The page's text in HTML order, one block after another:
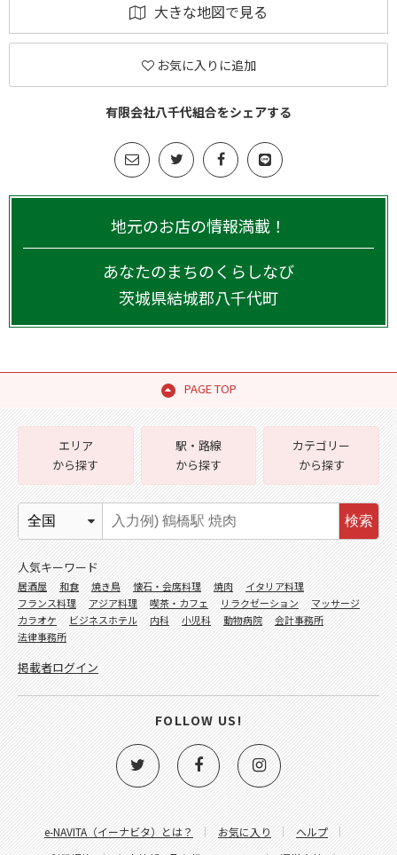
大きな地図で見る
お気に入りに追加
有限会社八千代組合をシェアする
地元のお店の情報満載！
あなたのまちのくらしなび
茨城県結城郡八千代町
PAGE TOP
e-NAVITA（イーナビタ）とは？ お気に入り
ヘルプ
エリア
から探す
駅・路線
から探す
カテゴリー
から探す
検索
人気キーワード
居酒屋 和食 焼き鳥 懐石・会席料理 焼肉
イタリア料理
フランス料理
アジア料理 喫茶・カフェ リラクゼーション
マッサージ
カラオケ
ビジネスホテル 内科 小児科 動物病院
会計事務所
法律事務所
掲載者ログイン
FOLLOW US!